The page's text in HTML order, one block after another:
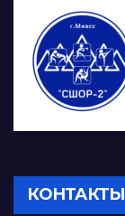
КОНТАКТЫ